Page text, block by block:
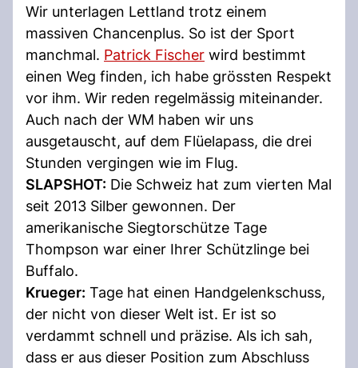
Wir unterlagen Lettland trotz einem
massiven Chancenplus. So ist der Sport
manchmal. Patrick Fischer wird bestimmt
einen Weg finden, ich habe grössten Respekt
vor ihm. Wir reden regelmässig miteinander.
Auch nach der WM haben wir uns
ausgetauscht, auf dem Flüelapass, die drei
Stunden vergingen wie im Flug.
SLAPSHOT: Die Schweiz hat zum vierten Mal
seit 2013 Silber gewonnen. Der
amerikanische Siegtorschütze Tage
Thompson war einer Ihrer Schützlinge bei
Buffalo.
Krueger: Tage hat einen Handgelenkschuss,
der nicht von dieser Welt ist. Er ist so
verdammt schnell und präzise. Als ich sah,
dass er aus dieser Position zum Abschluss